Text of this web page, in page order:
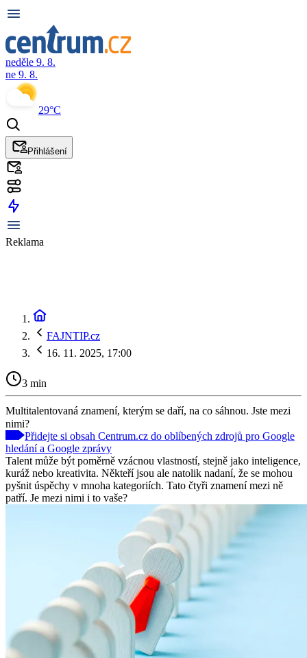
neděle 9. 8.
ne 9. 8.
29°C
Přihlášení
Reklama
FAJNTIP.cz
16. 11. 2025, 17:00
3 min
Multitalentovaná znamení, kterým se daří, na co sáhnou. Jste mezi
nimi?
Přidejte si obsah Centrum.cz do oblíbených zdrojů pro Google
hledání a Google zprávy
Talent může být poměrně vzácnou vlastností, stejně jako inteligence,
kuráž nebo kreativita. Někteří jsou ale natolik nadaní, že se mohou
pyšnit úspěchy v mnoha kategoriích. Tato čtyři znamení mezi ně
patří. Je mezi nimi i to vaše?